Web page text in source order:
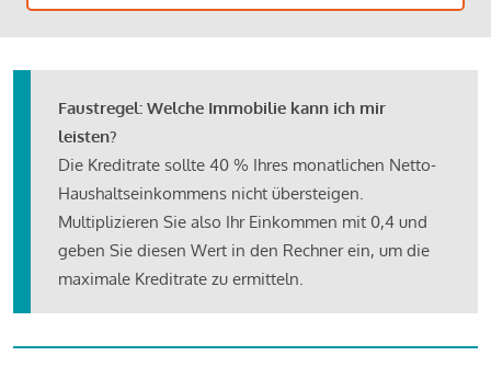
Faustregel: Welche Immobilie kann ich mir
leisten?
Die Kreditrate sollte 40 % Ihres monatlichen Netto-
Haushaltseinkommens nicht übersteigen.
Multiplizieren Sie also Ihr Einkommen mit 0,4 und
geben Sie diesen Wert in den Rechner ein, um die
maximale Kreditrate zu ermitteln.